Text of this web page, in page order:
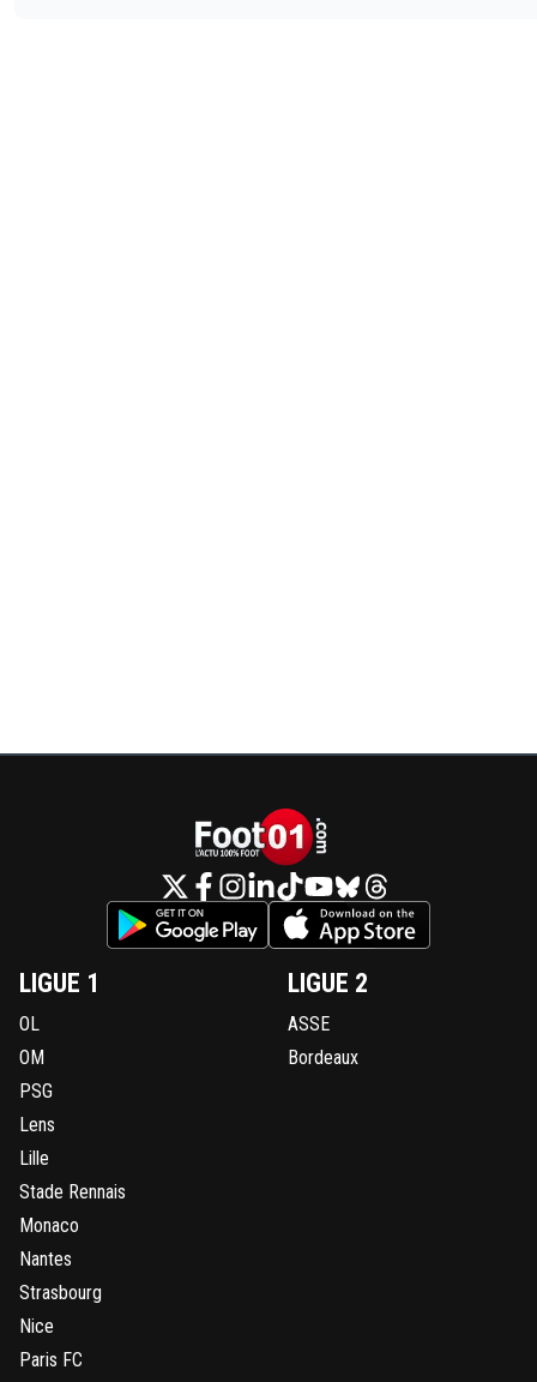
Répondre
kenny-powers 13 juin 2026 à 16:01 +472
Ils n'ont pas mis 10 ans à s'en rendre compte.
Contrairement aux marseillais qui ont tout pris
13 juin 2026 à 18:40
LIGUE 1
OL
OM
PSG
Lens
Lille
Stade Rennais
Monaco
Nantes
Strasbourg
Nice
Paris FC
LIGUE 2
ASSE
Bordeaux